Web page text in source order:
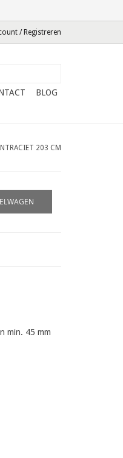
/ Registreren
BLOG
203 CM
min. 45 mm